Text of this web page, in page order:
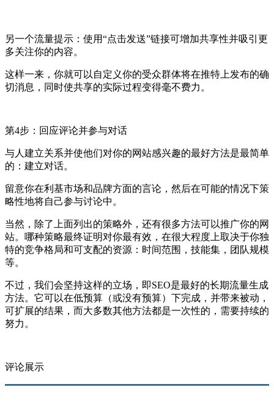
另一个流量提示：使用“点击发送”链接可增加共享性并吸引更
多关注你的内容。
这样一来，你就可以自定义你的受众群体将在推特上发布的确
切消息，同时使共享的实际过程变得毫不费力。
第4步：回应评论并参与对话
与人建立关系并使他们对你的网站感兴趣的最好方法是最简单
的：建立对话。
留意你在利基市场和品牌方面的言论，然后在可能的情况下策
略性地将自己参与讨论中。
当然，除了上面列出的策略外，还有很多方法可以推广你的网
站。哪种策略最终证明对你最有效，在很大程度上取决于你独
特的竞争格局和可支配的资源：时间范围，技能集，团队规模
等。
不过，我们会坚持这样的立场，即SEO是最好的长期流量生成
方法。它可以在低预算（或没有预算）下完成，并带来被动，
可扩展的结果，而大多数其他方法都是一次性的，需要持续的
努力。
评论展示